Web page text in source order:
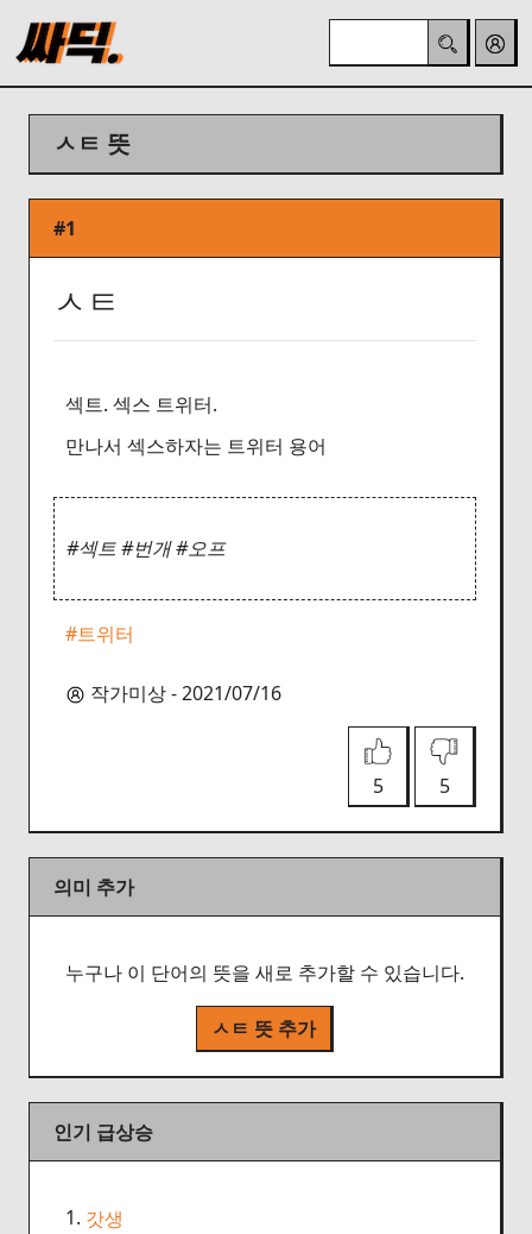
ㅅㅌ 뜻
#1
ㅅㅌ
섹트. 섹스 트위터.
만나서 섹스하자는 트위터 용어
#섹트 #번개 #오프
#트위터
작가미상 - 2021/07/16
5 5
의미 추가
누구나 이 단어의 뜻을 새로 추가할 수 있습니다.
ㅅㅌ 뜻 추가
인기 급상승
1. 갓생